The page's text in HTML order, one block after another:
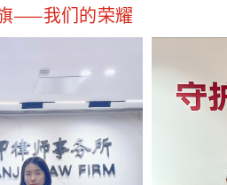
——我们的荣耀